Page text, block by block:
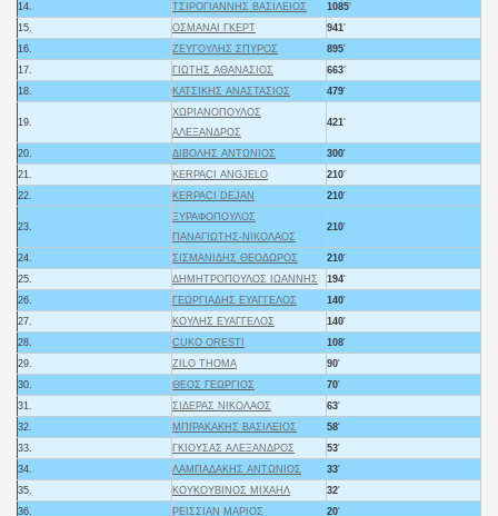
14.
ΤΣΙΡΟΓΙΑΝΝΗΣ ΒΑΣΙΛΕΙΟΣ 1085'
15.
ΟΣΜΑΝΑΙ ΓΚΕΡΤ 941'
16.
ΖΕΥΓΟΥΛΗΣ ΣΠΥΡΟΣ 895'
17.
ΓΙΩΤΗΣ ΑΘΑΝΑΣΙΟΣ 663'
18.
ΚΑΤΣΙΚΗΣ ΑΝΑΣΤΑΣΙΟΣ 479'
19.
ΧΩΡΙΑΝΟΠΟΥΛΟΣ
ΑΛΕΞΑΝΔΡΟΣ
421'
20. ΔΙΒΟΛΗΣ ΑΝΤΩΝΙΟΣ 300'
21.
KERPACI ANGJELO 210'
22.
KERPACI DEJAN 210'
23.
ΞΥΡΑΦΟΠΟΥΛΟΣ
ΠΑΝΑΓΙΩΤΗΣ-ΝΙΚΟΛΑΟΣ
210'
24. ΣΙΣΜΑΝΙΔΗΣ ΘΕΟΔΩΡΟΣ 210'
25.
ΔΗΜΗΤΡΟΠΟΥΛΟΣ ΙΩΑΝΝΗΣ 194'
26.
ΓΕΩΡΓΙΑΔΗΣ ΕΥΑΓΓΕΛΟΣ 140'
27.
ΚΟΥΛΗΣ ΕΥΑΓΓΕΛΟΣ 140'
28.
CUKO ORESTI 108'
29.
ZILO THOMA 90'
30.
ΘΕΟΣ ΓΕΩΡΓΙΟΣ 70'
31.
ΣΙΔΕΡΑΣ ΝΙΚΟΛΑΟΣ 63'
32.
ΜΠΙΡΑΚΑΚΗΣ ΒΑΣΙΛΕΙΟΣ 58'
33.
ΓΚΙΟΥΣΑΣ ΑΛΕΞΑΝΔΡΟΣ 53'
34.
ΛΑΜΠΑΔΑΚΗΣ ΑΝΤΩΝΙΟΣ 33'
35.
ΚΟΥΚΟΥΒΙΝΟΣ ΜΙΧΑΗΛ 32'
36.
ΡΕΙΣΣΙΑΝ ΜΑΡΙΟΣ 20'